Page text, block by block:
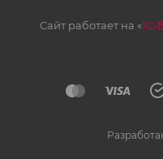
Сайт работает на «1С-